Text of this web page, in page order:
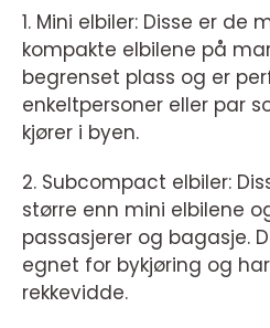
1. Mini elbiler: Disse er de
kompakte elbilene på
begrenset plass og er
enkeltpersoner eller par
kjører i byen.
2. Subcompact elbiler:
større enn mini elbilene
passasjerer og bagasje.
egnet for bykjøring og
rekkevidde.